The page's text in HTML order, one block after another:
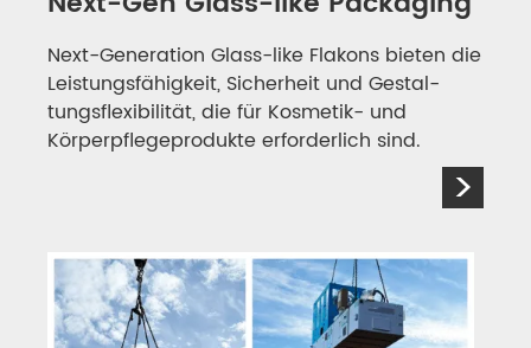
Next-Generation Glass-like Flakons bieten die
Leis­tungs­fähigkeit, Sicherheit und Gestal­
tungs­flexibilität, die für Kosmetik- und
Körper­pflege­produkte erforderlich sind.
>